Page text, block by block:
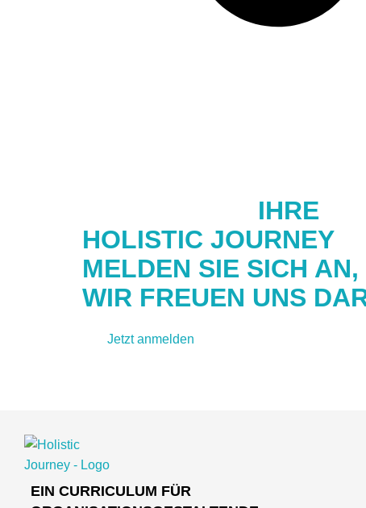
IHRE
HOLISTIC JOURNEY
MELDEN SIE SICH
WIR FREUEN UNS
Jetzt anmelden
EIN CURRICULUM FÜR